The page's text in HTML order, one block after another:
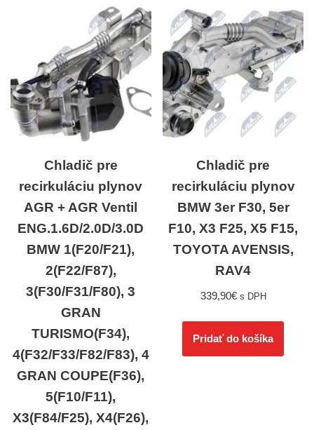
Chladič pre
recirkuláciu plynov
AGR + AGR Ventil
ENG.1.6D/2.0D/3.0D
BMW 1(F20/F21),
2(F22/F87),
3(F30/F31/F80), 3
GRAN
TURISMO(F34),
4(F32/F33/F82/F83), 4
GRAN COUPE(F36),
5(F10/F11),
X3(F84/F25), X4(F26),
Chladič pre
recirkuláciu plynov
BMW 3er F30, 5er
F10, X3 F25, X5 F15,
TOYOTA AVENSIS,
RAV4
339,90€ s DPH
Pridať do košíka